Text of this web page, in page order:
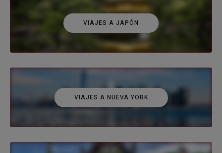
VIAJES A JAPÓN
VIAJES A NUEVA YORK